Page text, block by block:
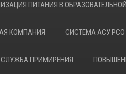
ПИТАНИЯ В
КОМПАНИЯ СИСТЕМА АСУ РСО
ПРИМИРЕНИЯ